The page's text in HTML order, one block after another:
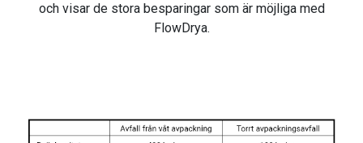
och visar de stora besparingar som är möjliga med
FlowDrya.